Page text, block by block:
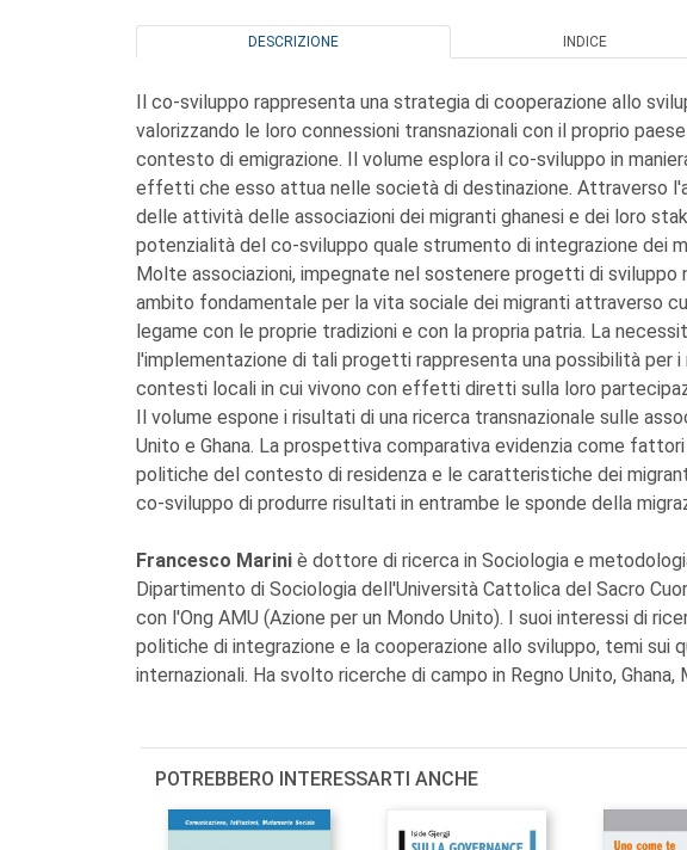
DESCRIZIONE INDICE
Il co-sviluppo rappresenta una strategia di cooperazione allo
valorizzando le loro connessioni transnazionali con il proprio
contesto di emigrazione. Il volume esplora il co-sviluppo in
effetti che esso attua nelle società di destinazione. Attraverso
delle attività delle associazioni dei migranti ghanesi e dei loro
potenzialità del co-sviluppo quale strumento di integrazione dei
Molte associazioni, impegnate nel sostenere progetti di sviluppo
ambito fondamentale per la vita sociale dei migranti attraverso
legame con le proprie tradizioni e con la propria patria. La
l'implementazione di tali progetti rappresenta una possibilità per
contesti locali in cui vivono con effetti diretti sulla loro
Il volume espone i risultati di una ricerca transnazionale sulle
Unito e Ghana. La prospettiva comparativa evidenzia come
politiche del contesto di residenza e le caratteristiche dei
co-sviluppo di produrre risultati in entrambe le sponde della
Francesco Marini è dottore di ricerca in Sociologia e
Dipartimento di Sociologia dell'Università Cattolica del Sacro
con l'Ong AMU (Azione per un Mondo Unito). I suoi interessi di
politiche di integrazione e la cooperazione allo sviluppo, temi sui
internazionali. Ha svolto ricerche di campo in Regno Unito, Ghana,
POTREBBERO INTERESSARTI ANCHE